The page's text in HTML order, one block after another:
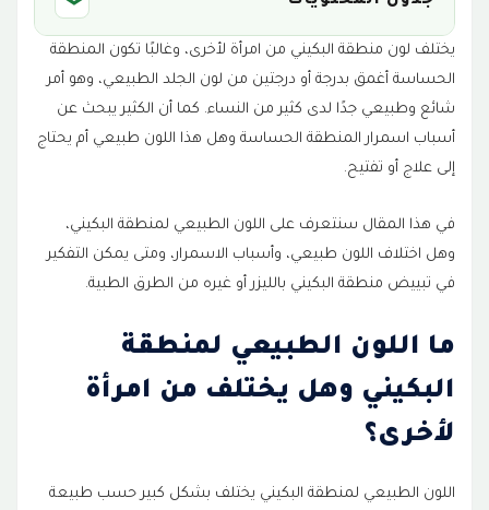
ما اللون الطبيعي لمنطقة البكيني وهل يختلف
من امرأة لأخرى؟
2 هل اللون الداكن لمنطقة البكيني طبيعي؟
ما لون المهبل الطبيعي؟
سبب اسوداد المناطق الحساسة عند النساء
متى يكون تغير لون المنطقة الحساسة غير
هل يمكن تفتيح المناطق الحساسة شديدة
السواد؟
7 تبييض منطقة البكيني بالليزر
يختلف لون منطقة البكيني من امرأة لأخرى، وغالبًا تكون المنطقة
الحساسة أغمق بدرجة أو درجتين من لون الجلد الطبيعي، وهو أمر
شائع وطبيعي جدًا لدى كثير من النساء. كما أن الكثير يبحث عن
أسباب اسمرار المنطقة الحساسة وهل هذا اللون طبيعي أم يحتاج
إلى علاج أو تفتيح.
في هذا المقال سنتعرف على اللون الطبيعي لمنطقة البكيني،
وهل اختلاف اللون طبيعي، وأسباب الاسمرار، ومتى يمكن التفكير
في تبييض منطقة البكيني بالليزر أو غيره من الطرق الطبية.
ما اللون الطبيعي لمنطقة
البكيني وهل يختلف من امرأة
لأخرى؟
اللون الطبيعي لمنطقة البكيني يختلف بشكل كبير حسب طبيعة